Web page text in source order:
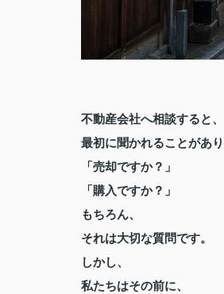
不動産会社へ相談すると、
最初に聞かれることがあり
「売却ですか？」
「購入ですか？」
もちろん、
それは大切な質問です。
しかし、
私たちはその前に、